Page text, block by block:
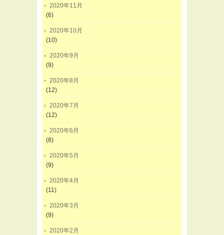
2020年11月
(6)
2020年10月
(10)
2020年9月
(9)
2020年8月
(12)
2020年7月
(12)
2020年6月
(8)
2020年5月
(9)
2020年4月
(11)
2020年3月
(9)
2020年2月